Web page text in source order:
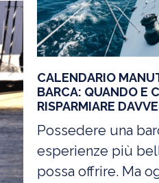
CALENDARIO
BARCA: QUANDO E
RISPARMIARE
Possedere una
esperienze più
possa offrire. Ma